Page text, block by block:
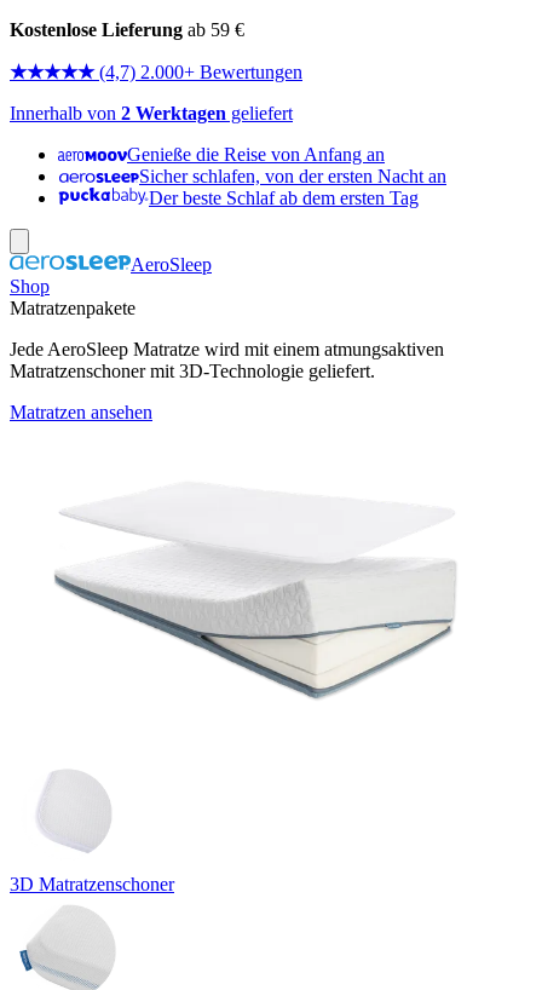
Kostenlose Lieferung ab 59 €
★★★★★ (4,7) 2.000+ Bewertungen
Innerhalb von 2 Werktagen geliefert
Genieße die Reise von Anfang an
Sicher schlafen, von der ersten Nacht an
Der beste Schlaf ab dem ersten Tag
AeroSleep
Shop
Matratzenpakete
Jede AeroSleep Matratze wird mit einem atmungsaktiven
Matratzenschoner mit 3D-Technologie geliefert.
Matratzen ansehen
3D Matratzenschoner